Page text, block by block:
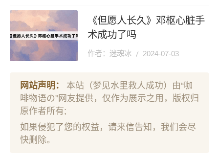
《但愿人长久》邓枢心脏手
术成功了吗
作者：迷魂冰 2024-07-03
网站声明：
本站（梦见水里救人成功）由“咖
啡物语の”网友提供，仅作为展示之用，版权归
原作者所有;
如果侵犯了您的权益，请来信告知，我们会尽
快删除。